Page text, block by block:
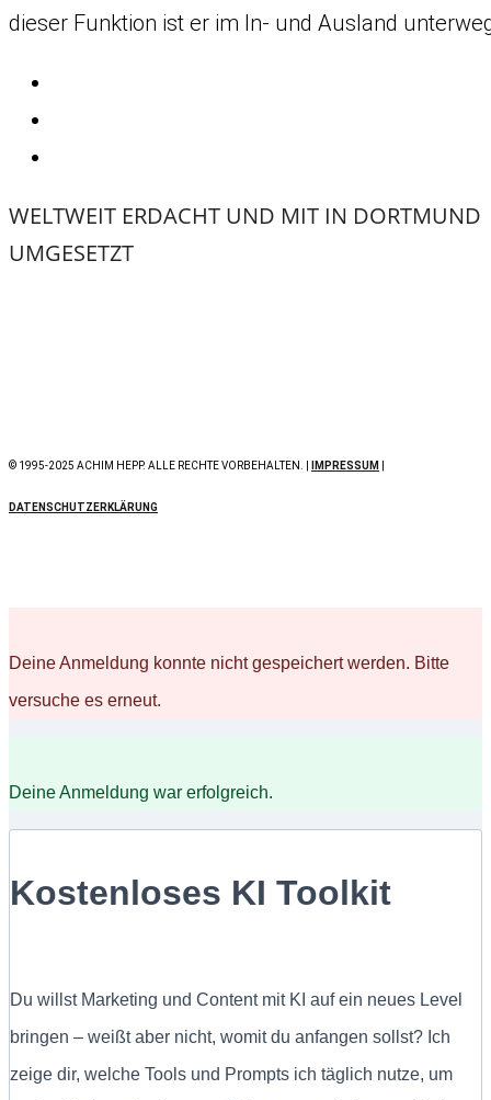
dieser Funktion ist er im In- und Ausland
WELTWEIT ERDACHT UND MIT IN DORTMUND
UMGESETZT
© 1995-2025 ACHIM HEPP. ALLE RECHTE VORBEHALTEN. | IMPRESSUM
DATENSCHUTZERKLÄRUNG
Deine Anmeldung konnte nicht gespeichert werden. Bitte
versuche es erneut.
Deine Anmeldung war erfolgreich.
Kostenloses KI Toolkit
Du willst Marketing und Content mit KI auf ein neues Level
bringen – weißt aber nicht, womit du anfangen sollst? Ich
zeige dir, welche Tools und Prompts ich täglich nutze, um